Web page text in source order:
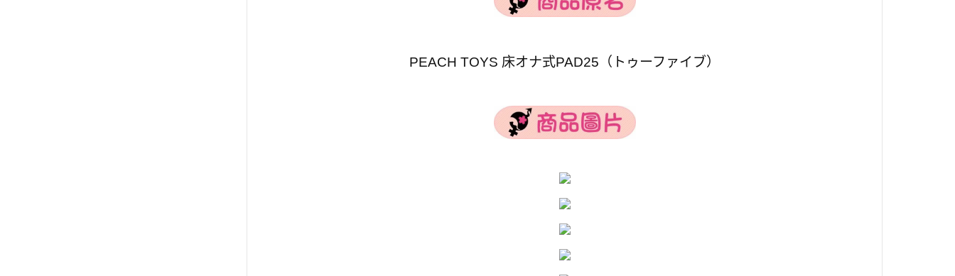
PEACH TOYS 床オナ式PAD25（トゥーファイブ）